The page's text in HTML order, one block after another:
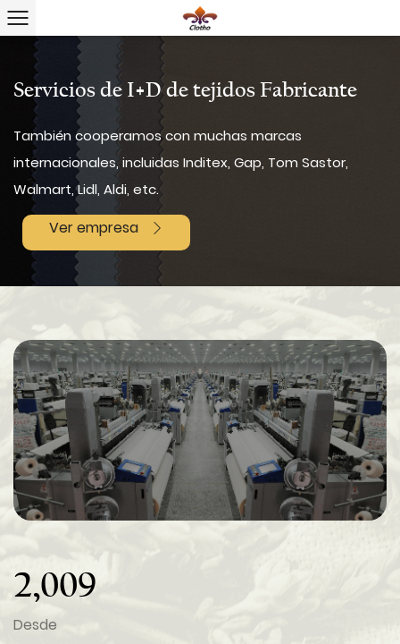
Servicios de I+D de tejidos Fabricante
También cooperamos con muchas marcas
internacionales, incluidas Inditex, Gap, Tom Sastor,
Walmart, Lidl, Aldi, etc.
Ver empresa
2,009
Desde